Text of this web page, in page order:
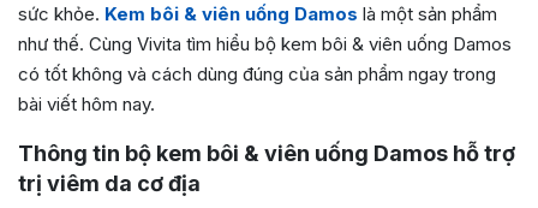
sức khỏe. Kem bôi & viên uống Damos là một sản phẩm
như thế. Cùng Vivita tìm hiểu bộ kem bôi & viên uống Damos
có tốt không và cách dùng đúng của sản phẩm ngay trong
bài viết hôm nay.
Thông tin bộ kem bôi & viên uống Damos hỗ trợ
trị viêm da cơ địa